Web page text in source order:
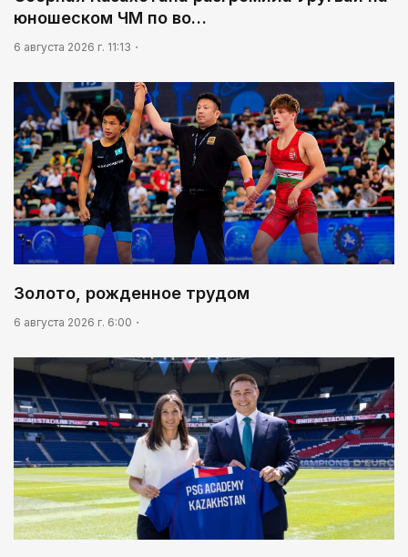
юношеском ЧМ по во…
6 августа 2026 г. 11:13
Золото, рожденное трудом
6 августа 2026 г. 6:00